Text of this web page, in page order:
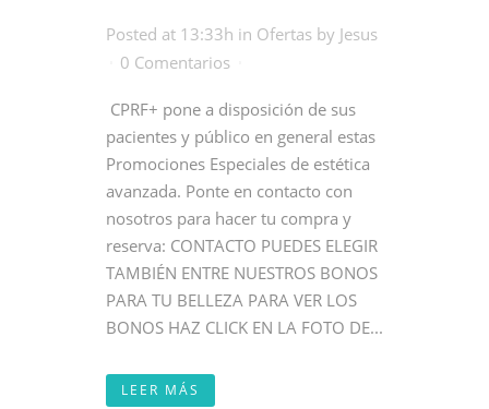
Posted at 13:33h in Ofertas by Jesus
0 Comentarios
CPRF+ pone a disposición de sus
pacientes y público en general estas
Promociones Especiales de estética
avanzada. Ponte en contacto con
nosotros para hacer tu compra y
reserva: CONTACTO PUEDES ELEGIR
TAMBIÉN ENTRE NUESTROS BONOS
PARA TU BELLEZA PARA VER LOS
BONOS HAZ CLICK EN LA FOTO DE...
LEER MÁS